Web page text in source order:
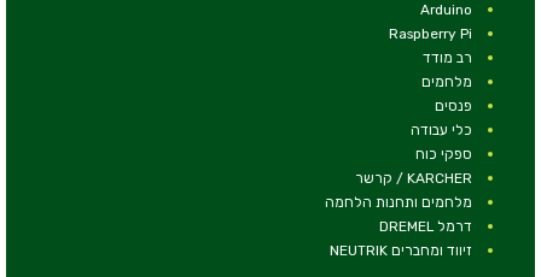
Arduino
Raspberry Pi
רב מודד
מלחמים
פנסים
כלי עבודה
ספקי כוח
KARCHER / קרשר
מלחמים ותחנות הלחמה
דרמל DREMEL
זיווד ומחברים NEUTRIK